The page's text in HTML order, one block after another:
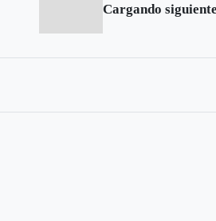
Cargando